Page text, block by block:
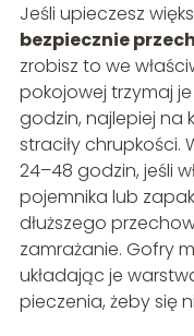
Jeśli upieczesz
bezpiecznie
zrobisz to we
pokojowej trzymaj
godzin, najlepiej na
straciły chrupkości.
24–48 godzin, jeśli
pojemnika lub
dłuższego
zamrażanie. Gofry
układając je
pieczenia, żeby się